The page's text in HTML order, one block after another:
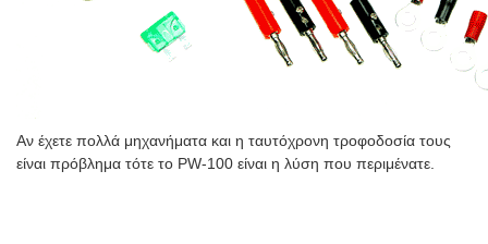
Αν έχετε πολλά μηχανήματα και η ταυτόχρονη τροφοδοσία τους
είναι πρόβλημα τότε το PW-100 είναι η λύση που περιμένατε.